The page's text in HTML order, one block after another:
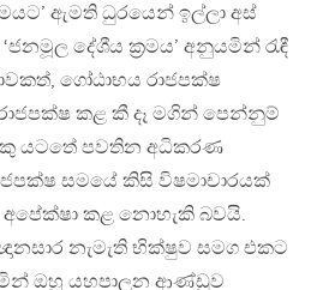
ඇමති ධුරයෙන් ඉල්ලා අස්
දේශීය ක‍්‍රමය’ අනුයමින් රැඳී
ගෝඨාභය රාජපක්ෂ
කළ කී දෑ මගින් පෙන්නුම්
යටතේ පවතින අධිකරණ
සමයේ කිසි විෂමාචාරයක්
කළ නොහැකි බවයි.
නැමැති භික්ෂුව සමග එකට
ඔහු යහපාලන ආණ්ඩුව